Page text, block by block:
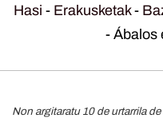
Hasi - Erakusketak-
- Ábalos
Non argitaratu 10 de urtarrila de